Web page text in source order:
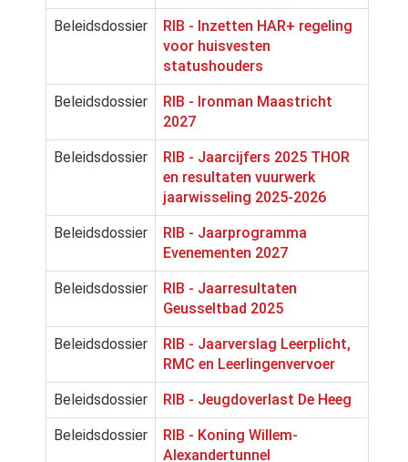
Beleidsdossier
RIB - Inzetten HAR+ regeling
voor huisvesten
statushouders
Beleidsdossier
RIB - Ironman Maastricht
2027
Beleidsdossier
RIB - Jaarcijfers 2025 THOR
en resultaten vuurwerk
jaarwisseling 2025-2026
Beleidsdossier
RIB - Jaarprogramma
Evenementen 2027
Beleidsdossier
RIB - Jaarresultaten
Geusseltbad 2025
Beleidsdossier
RIB - Jaarverslag Leerplicht,
RMC en Leerlingenvervoer
Beleidsdossier RIB - Jeugdoverlast De Heeg
Beleidsdossier
RIB - Koning Willem-
Alexandertunnel